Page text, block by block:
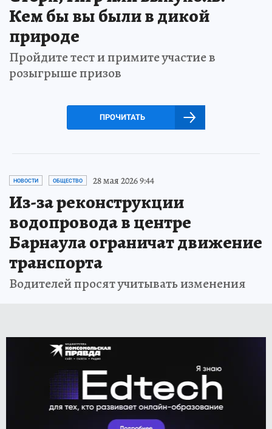
Кем бы вы были в дикой
природе
Пройдите тест и примите участие в
розыгрыше призов
ПРОЧИТАТЬ
НОВОСТИ ОБЩЕСТВО 28 мая 2026 9:44
Из-за реконструкции
водопровода в центре
Барнаула ограничат движение
транспорта
Водителей просят учитывать изменения